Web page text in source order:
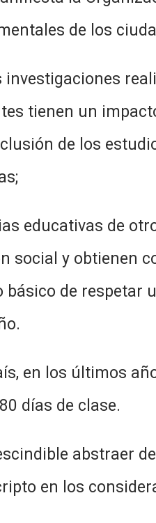
de los
realizadas
tienen un
de los
de otros
social y obtienen
de respetar
años no
días de clase.
de las
en los